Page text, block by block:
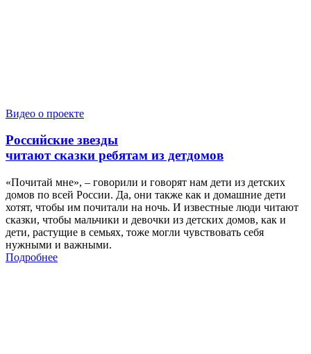
Видео о проекте
Российские звезды
читают сказки ребятам из детдомов
«Почитай мне», – говорили и говорят нам дети из детских
домов по всей России. Да, они также как и домашние дети
хотят, чтобы им почитали на ночь. И известные люди читают
сказки, чтобы мальчики и девочки из детских домов, как и
дети, растущие в семьях, тоже могли чувствовать себя
нужными и важными.
Подробнее